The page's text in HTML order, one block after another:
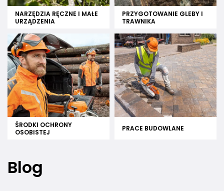
NARZĘDZIA RĘCZNE I MAŁE
URZĄDZENIA
PRZYGOTOWANIE GLEBY I
TRAWNIKA
ŚRODKI OCHRONY
OSOBISTEJ
PRACE BUDOWLANE
Blog